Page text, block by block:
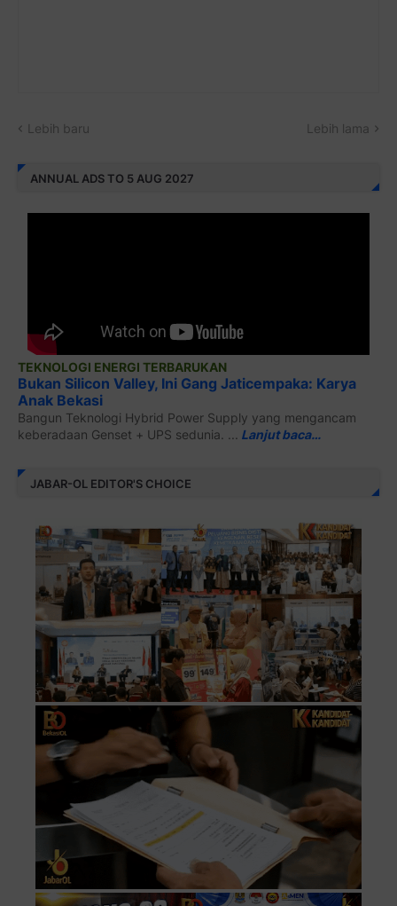
Lebih baru Lebih lama
ANNUAL ADS TO 5 AUG 2027
TEKNOLOGI ENERGI TERBARUKAN
Bukan Silicon Valley, Ini Gang Jaticempaka: Karya
Anak Bekasi
Bangun Teknologi Hybrid Power Supply yang mengancam
keberadaan Genset + UPS sedunia. ...
Lanjut baca…
JABAR-OL EDITOR'S CHOICE